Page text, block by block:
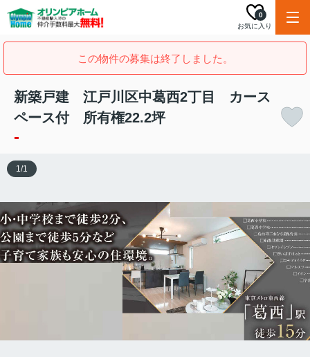
お気に入り
0
この物件の募集は終了しました。
新築戸建 江戸川区中葛西2丁目 カース
ペース付 所有権22.2坪
-
1/1